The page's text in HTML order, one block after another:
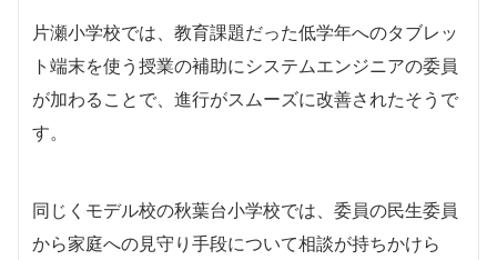
片瀬小学校では、教育課題だった低学年へのタブレッ
ト端末を使う授業の補助にシステムエンジニアの委員
が加わることで、進行がスムーズに改善されたそうで
す。
同じくモデル校の秋葉台小学校では、委員の民生委員
から家庭への見守り手段について相談が持ちかけら